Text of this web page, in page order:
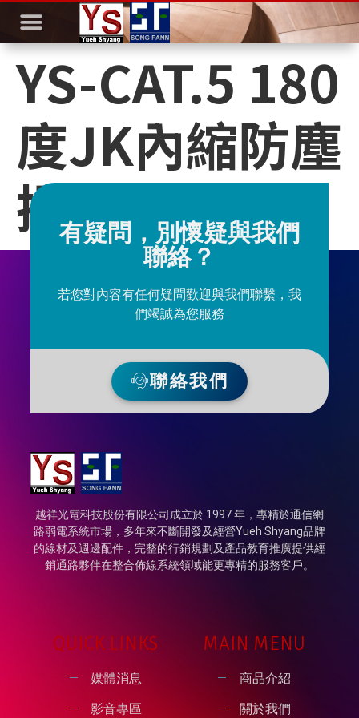
YS-CAT.5 180
度JK內縮防塵
插座
有疑問，別懷疑與我們
聯絡？
若您對內容有任何疑問歡迎與我們聯繫，我
們竭誠為您服務
聯絡我們
越祥光電科技股份有限公司成立於 1997 年，專精於通信網
路弱電系統市場，多年來不斷開發及經營Yueh Shyang品牌
的線材及週邊配件，完整的行銷規劃及產品教育推廣提供經
銷通路夥伴在整合佈線系統領域能更專精的服務客戶。
QUICK LINKS
媒體消息
影音專區
MAIN MENU
商品介紹
關於我們